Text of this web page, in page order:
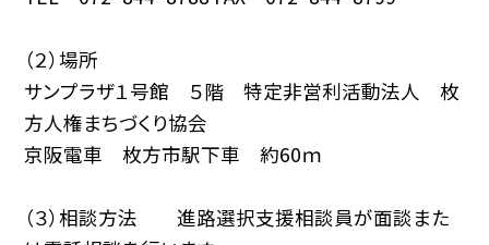
（２）場所
サンプラザ１号館 ５階 特定非営利活動法人 枚
方人権まちづくり協会
京阪電車 枚方市駅下車 約60ｍ
（３）相談方法 進路選択支援相談員が面談また